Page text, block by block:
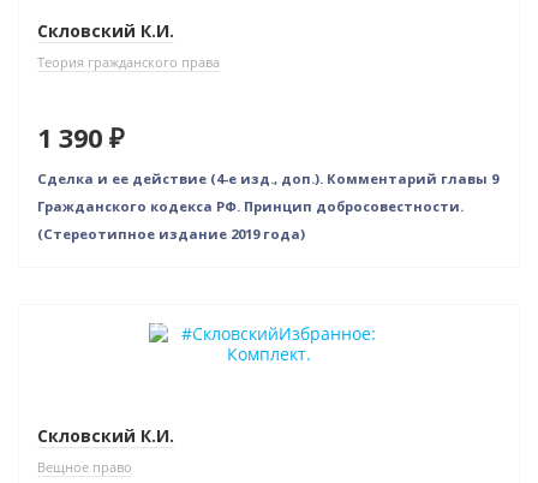
Скловский К.И.
Теория гражданского права
1 390 ₽
Сделка и ее действие (4-е изд., доп.). Комментарий главы 9
Гражданского кодекса РФ. Принцип добросовестности.
(Стереотипное издание 2019 года)
–10% (скидка 524 ₽)
Скловский К.И.
Вещное право